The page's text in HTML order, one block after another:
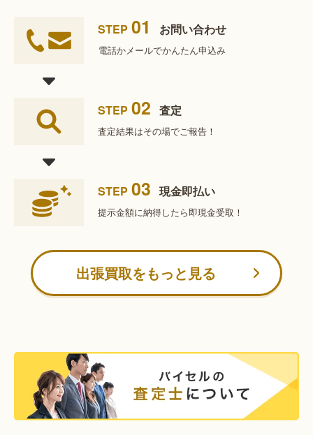
STEP 01 お問い合わせ
電話かメールでかんたん申込み
STEP 02 査定
査定結果はその場でご報告！
STEP 03 現金即払い
提示金額に納得したら即現金受取！
出張買取をもっと見る